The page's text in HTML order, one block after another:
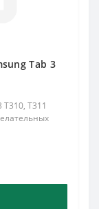
Tab 3
T311